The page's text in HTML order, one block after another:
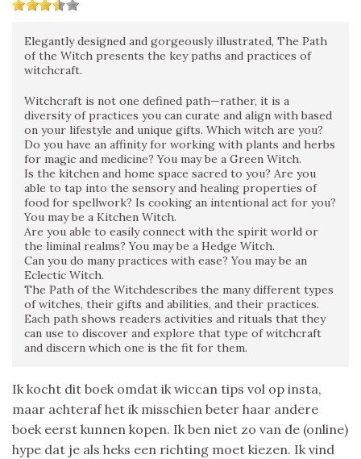
Elegantly designed and gorgeously illustrated, The Path
of the Witch presents the key paths and practices of
witchcraft.
Witchcraft is not one defined path—rather, it is a
diversity of practices you can curate and align with based
on your lifestyle and unique gifts. Which witch are you?
Do you have an affinity for working with plants and herbs
for magic and medicine? You may be a Green Witch.
Is the kitchen and home space sacred to you? Are you
able to tap into the sensory and healing properties of
food for spellwork? Is cooking an intentional act for you?
You may be a Kitchen Witch.
Are you able to easily connect with the spirit world or
the liminal realms? You may be a Hedge Witch.
Can you do many practices with ease? You may be an
Eclectic Witch.
The Path of the Witchdescribes the many different types
of witches, their gifts and abilities, and their practices.
Each path shows readers activities and rituals that they
can use to discover and explore that type of witchcraft
and discern which one is the fit for them.
Ik kocht dit boek omdat ik wiccan tips vol op insta,
maar achteraf het ik misschien beter haar andere
boek eerst kunnen kopen. Ik ben niet zo van de (online)
hype dat je als heks een richting moet kiezen. Ik vind